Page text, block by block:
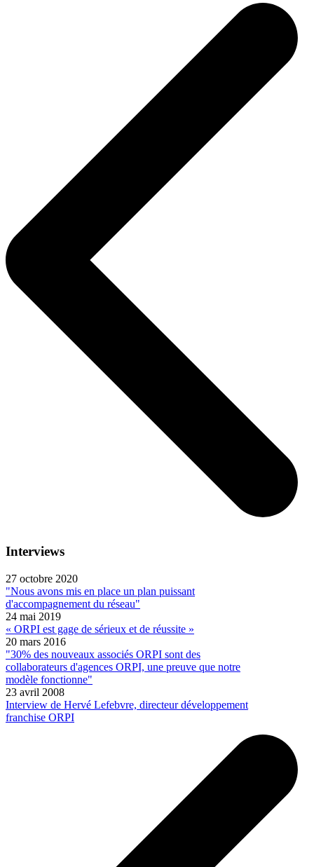
Interviews
27 octobre 2020
"Nous avons mis en place un plan puissant
d'accompagnement du réseau"
24 mai 2019
« ORPI est gage de sérieux et de réussite »
20 mars 2016
"30% des nouveaux associés ORPI sont des
collaborateurs d'agences ORPI, une preuve que notre
modèle fonctionne"
23 avril 2008
Interview de Hervé Lefebvre, directeur développement
franchise ORPI